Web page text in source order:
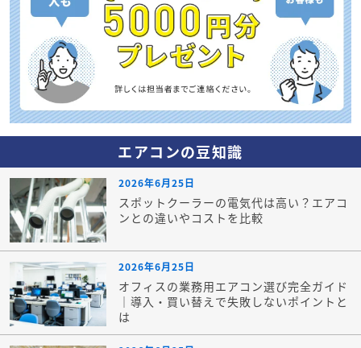
エアコンの豆知識
2026年6月25日
スポットクーラーの電気代は高い？エアコ
ンとの違いやコストを比較
2026年6月25日
オフィスの業務用エアコン選び完全ガイド
｜導入・買い替えで失敗しないポイントと
は